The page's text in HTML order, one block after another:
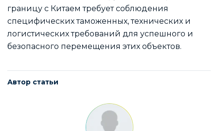
границу с Китаем требует соблюдения
специфических таможенных, технических и
логистических требований для успешного и
безопасного перемещения этих объектов.
Автор статьи